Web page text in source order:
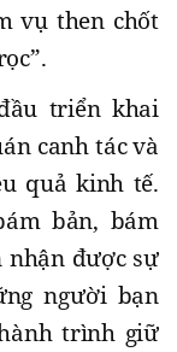
vụ then chốt
triển khai
canh tác và
quả kinh tế.
bản, bám
nhận được sự
người bạn
trình giữ